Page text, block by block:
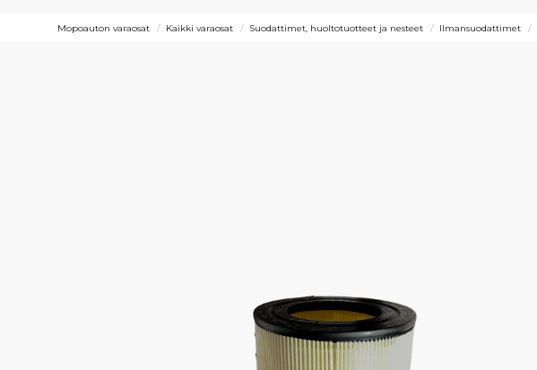
Mopoauton varaosat Kaikki varaosat Suodattimet, huoltotuotteet ja nesteet Ilmansuodattimet